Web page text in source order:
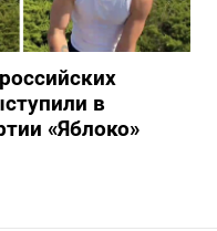
в
«Яблоко»